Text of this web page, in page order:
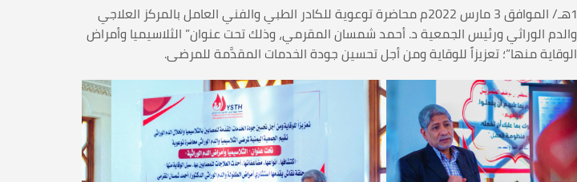
أقامت الجمعية اليمنية لمرضى الثلاسيميا والدم الوراثي الخميس 30 رجب 1443هـ/ الموافق 3 مارس 2022م محاضرة توعوية للكادر الطبي والفني العامل بالمركز العلاجي
الوراثي ورئيس الجمعية د. أحمد شمسان المقرمي، وذلك تحت عنوان” الثلاسيميا وأمراض
منها”؛ تعزيزاً للوقاية ومن أجل تحسين جودة الخدمات المقدَّمة للمرضى.